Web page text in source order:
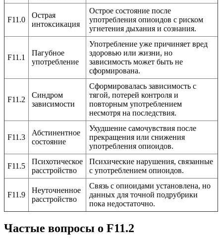
F11.0
Острая
интоксикация
Острое состояние после
употребления опиоидов с риском
угнетения дыхания и сознания.
F11.1
Пагубное
употребление
Употребление уже причиняет вред
здоровью или жизни, но
зависимость может быть не
сформирована.
F11.2
Синдром
зависимости
Сформировалась зависимость с
тягой, потерей контроля и
повторным употреблением
несмотря на последствия.
F11.3
Абстинентное
состояние
Ухудшение самочувствия после
прекращения или снижения
употребления опиоидов.
F11.5
Психотическое
расстройство
Психические нарушения, связанные
с употреблением опиоидов.
F11.9
Неуточненное
расстройство
Связь с опиоидами установлена, но
данных для точной подрубрики
пока недостаточно.
Частые вопросы о F11.2